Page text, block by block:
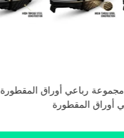
SUP7 SUP11A مجموعة رباعي أوراق المقطورة